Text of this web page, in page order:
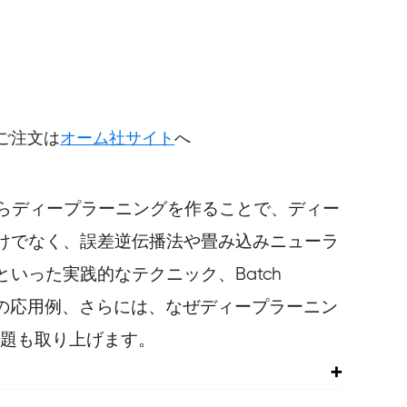
注文はオーム社サイトへ
ィープラーニングを作ることで、ディー
なく、誤差逆伝播法や畳み込みニューラ
いった実践的なテクニック、Batch
用例、さらには、なぜディープラーニン
も取り上げます。